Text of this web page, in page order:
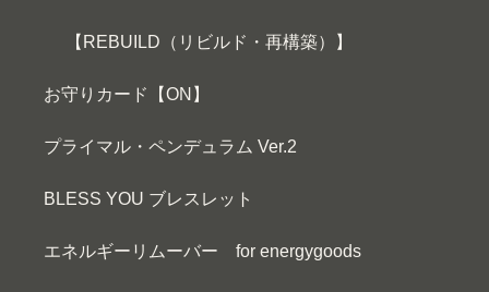
【REBUILD（リビルド・再構築）】
お守りカード【ON】
プライマル・ペンデュラム Ver.2
BLESS YOU ブレスレット
エネルギーリムーバー for energygoods